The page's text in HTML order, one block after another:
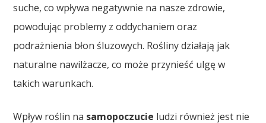
suche, co wpływa negatywnie na nasze zdrowie,
powodując problemy z oddychaniem oraz
podrażnienia błon śluzowych. Rośliny działają jak
naturalne nawilżacze, co może przynieść ulgę w
takich warunkach.
Wpływ roślin na samopoczucie ludzi również jest nie